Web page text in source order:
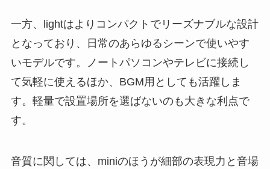
一方、lightはよりコンパクトでリーズナブルな設計
となっており、日常のあらゆるシーンで使いやす
いモデルです。ノートパソコンやテレビに接続し
て気軽に使えるほか、BGM用としても活躍しま
す。軽量で設置場所を選ばないのも大きな利点で
す。
音質に関しては、miniのほうが細部の表現力と音場